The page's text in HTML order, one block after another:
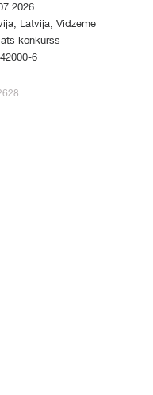
Latvija, Vidzeme
konkurss
6